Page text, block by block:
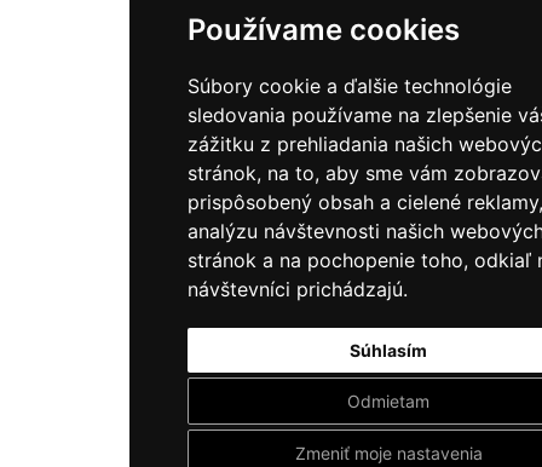
Používame cookies
Súbory cookie a ďalšie technológie
sledovania používame na zlepšenie
zážitku z prehliadania našich
stránok, na to, aby sme vám
prispôsobený obsah a cielené
analýzu návštevnosti našich
stránok a na pochopenie toho, odkiaľ
návštevníci prichádzajú.
Súhlasím
Odmietam
Zmeniť moje nastavenia